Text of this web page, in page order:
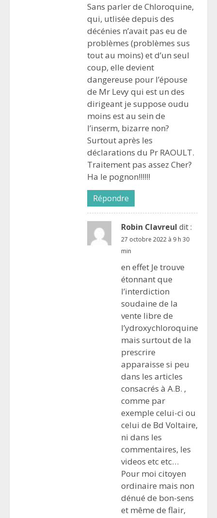
Sans parler de Chloroquine,
qui, utlisée depuis des
décénies n’avait pas eu de
problèmes (problèmes sus
tout au moins) et d’un seul
coup, elle devient
dangereuse pour l’épouse
de Mr Levy qui est un des
dirigeant je suppose oudu
moins est au sein de
l’inserm, bizarre non?
Surtout après les
déclarations du Pr RAOULT.
Traitement pas assez Cher?
Ha le pognon!!!!!!
Répondre
Robin Clavreul dit :
27 octobre 2022 à 9 h 30
min
en effet Je trouve
étonnant que
l’interdiction
soudaine de la
vente libre de
l’ydroxychloroquine
mais surtout de la
prescrire
apparaisse si peu
dans les articles
consacrés à A.B. ,
comme par
exemple celui-ci ou
celui de Bd Voltaire,
ni dans les
commentaires, les
videos etc etc…
Pour moi citoyen
ordinaire mais non
dénué de bon-sens
et même de flair,